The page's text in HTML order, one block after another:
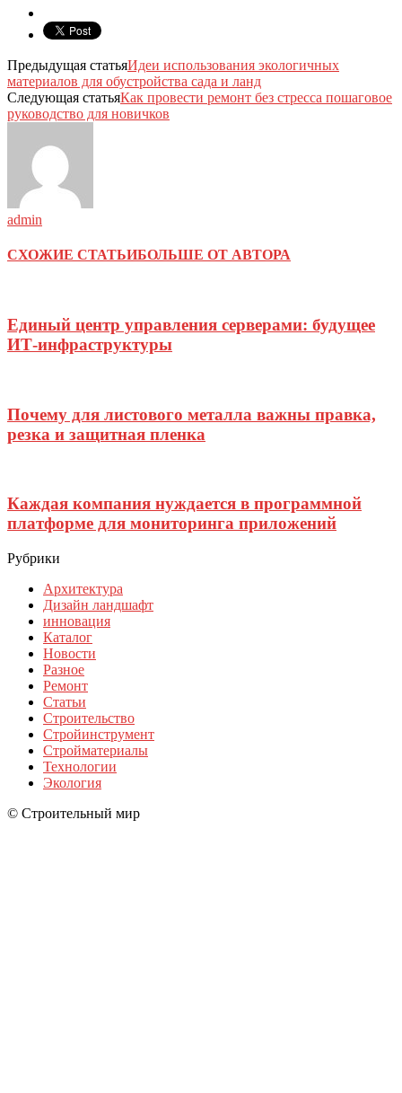
Предыдущая статьяИдеи использования экологичных
материалов для обустройства сада и ланд
Следующая статьяКак провести ремонт без стресса пошаговое
руководство для новичков
admin
СХОЖИЕ СТАТЬИБОЛЬШЕ ОТ АВТОРА
Единый центр управления серверами: будущее
ИТ-инфраструктуры
Почему для листового металла важны правка,
резка и защитная пленка
Каждая компания нуждается в программной
платформе для мониторинга приложений
Рубрики
Архитектура
Дизайн ландшафт
инновация
Каталог
Новости
Разное
Ремонт
Статьи
Строительство
Стройинструмент
Стройматериалы
Технологии
Экология
© Строительный мир